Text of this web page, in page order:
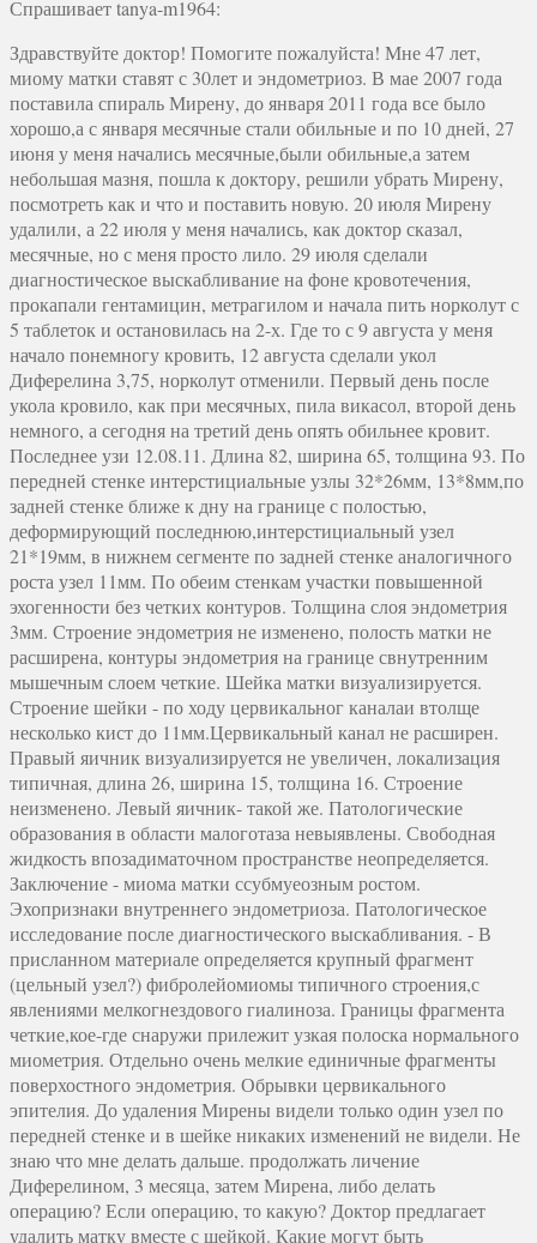
Спрашивает tanya-m1964:
Здравствуйте доктор! Помогите пожалуйста! Мне 47 лет,
миому матки ставят с 30лет и эндометриоз. В мае 2007 года
поставила спираль Мирену, до января 2011 года все было
хорошо,а с января месячные стали обильные и по 10 дней, 27
июня у меня начались месячные,были обильные,а затем
небольшая мазня, пошла к доктору, решили убрать Мирену,
посмотреть как и что и поставить новую. 20 июля Мирену
удалили, а 22 июля у меня начались, как доктор сказал,
месячные, но с меня просто лило. 29 июля сделали
диагностическое выскабливание на фоне кровотечения,
прокапали гентамицин, метрагилом и начала пить норколут с
5 таблеток и остановилась на 2-х. Где то с 9 августа у меня
начало понемногу кровить, 12 августа сделали укол
Диферелина 3,75, норколут отменили. Первый день после
укола кровило, как при месячных, пила викасол, второй день
немного, а сегодня на третий день опять обильнее кровит.
Последнее узи 12.08.11. Длина 82, ширина 65, толщина 93. По
передней стенке интерстициальные узлы 32*26мм, 13*8мм,по
задней стенке ближе к дну на границе с полостью,
деформирующий последнюю,интерстициальный узел
21*19мм, в нижнем сегменте по задней стенке аналогичного
роста узел 11мм. По обеим стенкам участки повышенной
эхогенности без четких контуров. Толщина слоя эндометрия
3мм. Строение эндометрия не изменено, полость матки не
расширена, контуры эндометрия на границе свнутренним
мышечным слоем четкие. Шейка матки визуализируется.
Строение шейки - по ходу цервикальног каналаи втолще
несколько кист до 11мм.Цервикальный канал не расширен.
Правый яичник визуализируется не увеличен, локализация
типичная, длина 26, ширина 15, толщина 16. Строение
неизменено. Левый яичник- такой же. Патологические
образования в области малоготаза невыявлены. Свободная
жидкость впозадиматочном пространстве неопределяется.
Заключение - миома матки ссубмуеозным ростом.
Эхопризнаки внутреннего эндометриоза. Патологическое
исследование после диагностического выскабливания. - В
присланном материале определяется крупный фрагмент
(цельный узел?) фибролейомиомы типичного строения,с
явлениями мелкогнездового гиалиноза. Границы фрагмента
четкие,кое-где снаружи прилежит узкая полоска нормального
миометрия. Отдельно очень мелкие единичные фрагменты
поверхостного эндометрия. Обрывки цервикального
эпителия. До удаления Мирены видели только один узел по
передней стенке и в шейке никаких изменений не видели. Не
знаю что мне делать дальше. продолжать личение
Диферелином, 3 месяца, затем Мирена, либо делать
операцию? Если операцию, то какую? Доктор предлагает
удалить матку вместе с шейкой. Какие могут быть